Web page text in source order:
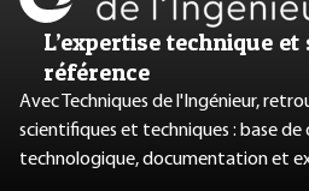
L’expertise technique
référence
Avec Techniques de l'Ingénieur,
scientifiques et techniques : base de
technologique, documentation et